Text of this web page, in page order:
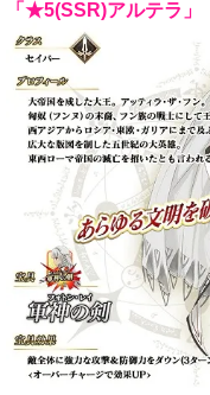
「★5(SSR)アルテラ」